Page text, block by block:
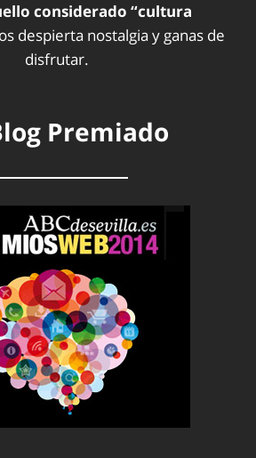
considerado “cultura
despierta nostalgia y ganas de
disfrutar.
Premiado